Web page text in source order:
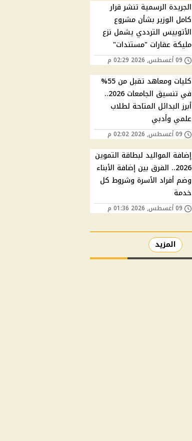
الجريدة الرسمية تنشر قرار
كامل الوزير بشأن مشروع
الأتوبيس الترددي يشمل نزع
مليكة عقارات "مستندات"
09 أغسطس, 2026 02:29 م
كليات ومعاهد تقبل من 55%
في تنسيق الجامعات 2026..
أبرز البدائل المتاحة لطلاب
علمي وأدبي
09 أغسطس, 2026 02:02 م
إضافة المواليد لبطاقة التموين
2026.. الفرق بين إضافة الأبناء
وضم أفراد الأسرة وشروط كل
خدمة
09 أغسطس, 2026 01:36 م
المزيد